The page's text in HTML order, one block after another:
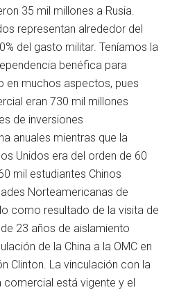
35 mil millones a Rusia.
representan alrededor del
del gasto militar. Teníamos la
benéfica para
en muchos aspectos, pues
eran 730 mil millones
de inversiones
anuales mientras que la
Unidos era del orden de 60
mil estudiantes Chinos
Norteamericanas de
como resultado de la visita de
23 años de aislamiento
de la China a la OMC en
Clinton. La vinculación con la
comercial está vigente y el